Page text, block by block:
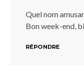
Quel nom
Bon week-end,
RÉPONDRE